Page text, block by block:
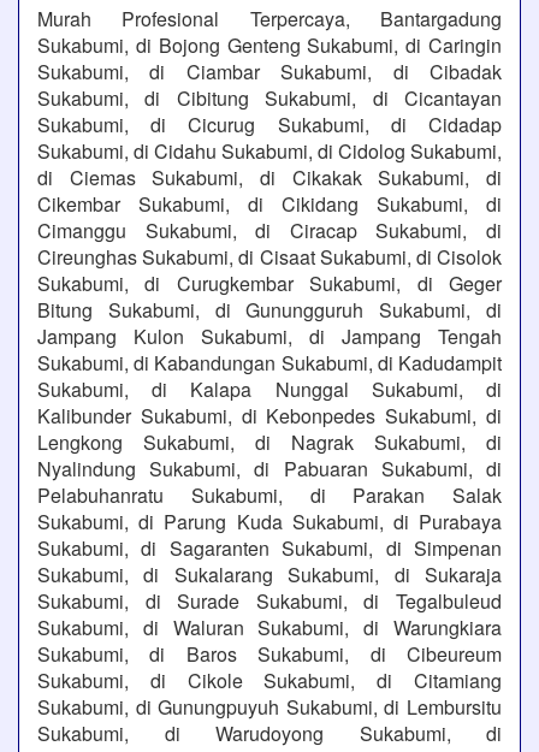
Murah Profesional Terpercaya, Bantargadung
Sukabumi, di Bojong Genteng Sukabumi, di Caringin
Sukabumi, di Ciambar Sukabumi, di Cibadak
Sukabumi, di Cibitung Sukabumi, di Cicantayan
Sukabumi, di Cicurug Sukabumi, di Cidadap
Sukabumi, di Cidahu Sukabumi, di Cidolog Sukabumi,
di Ciemas Sukabumi, di Cikakak Sukabumi, di
Cikembar Sukabumi, di Cikidang Sukabumi, di
Cimanggu Sukabumi, di Ciracap Sukabumi, di
Cireunghas Sukabumi, di Cisaat Sukabumi, di Cisolok
Sukabumi, di Curugkembar Sukabumi, di Geger
Bitung Sukabumi, di Gunungguruh Sukabumi, di
Jampang Kulon Sukabumi, di Jampang Tengah
Sukabumi, di Kabandungan Sukabumi, di Kadudampit
Sukabumi, di Kalapa Nunggal Sukabumi, di
Kalibunder Sukabumi, di Kebonpedes Sukabumi, di
Lengkong Sukabumi, di Nagrak Sukabumi, di
Nyalindung Sukabumi, di Pabuaran Sukabumi, di
Pelabuhanratu Sukabumi, di Parakan Salak
Sukabumi, di Parung Kuda Sukabumi, di Purabaya
Sukabumi, di Sagaranten Sukabumi, di Simpenan
Sukabumi, di Sukalarang Sukabumi, di Sukaraja
Sukabumi, di Surade Sukabumi, di Tegalbuleud
Sukabumi, di Waluran Sukabumi, di Warungkiara
Sukabumi, di Baros Sukabumi, di Cibeureum
Sukabumi, di Cikole Sukabumi, di Citamiang
Sukabumi, di Gunungpuyuh Sukabumi, di Lembursitu
Sukabumi, di Warudoyong Sukabumi, di